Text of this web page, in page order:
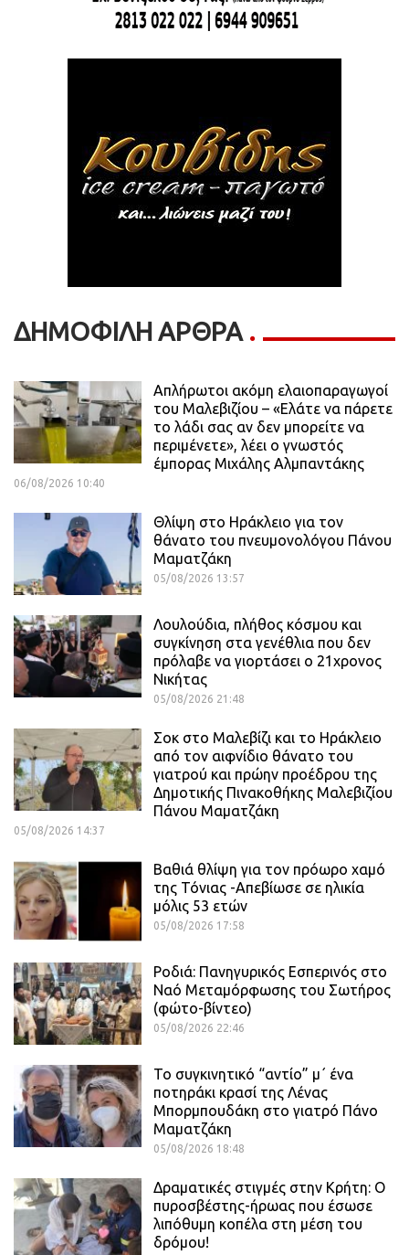
ΔΗΜΟΦΙΛΗ ΑΡΘΡΑ
Απλήρωτοι ακόμη ελαιοπαραγωγοί
του Μαλεβιζίου – «Ελάτε να πάρετε
το λάδι σας αν δεν μπορείτε να
περιμένετε», λέει ο γνωστός
έμπορας Μιχάλης Αλμπαντάκης
06/08/2026 10:40
Θλίψη στο Ηράκλειο για τον
θάνατο του πνευμονολόγου Πάνου
Μαματζάκη
05/08/2026 13:57
Λουλούδια, πλήθος κόσμου και
συγκίνηση στα γενέθλια που δεν
πρόλαβε να γιορτάσει ο 21χρονος
Νικήτας
05/08/2026 21:48
Σοκ στο Μαλεβίζι και το Ηράκλειο
από τον αιφνίδιο θάνατο του
γιατρού και πρώην προέδρου της
Δημοτικής Πινακοθήκης Μαλεβιζίου
Πάνου Μαματζάκη
05/08/2026 14:37
Βαθιά θλίψη για τον πρόωρο χαμό
της Τόνιας -Απεβίωσε σε ηλικία
μόλις 53 ετών
05/08/2026 17:58
Ροδιά: Πανηγυρικός Εσπερινός στο
Ναό Μεταμόρφωσης του Σωτήρος
(φώτο-βίντεο)
05/08/2026 22:46
Το συγκινητικό “αντίο” μ΄ ένα
ποτηράκι κρασί της Λένας
Μπορμπουδάκη στο γιατρό Πάνο
Μαματζάκη
05/08/2026 18:48
Δραματικές στιγμές στην Κρήτη: Ο
πυροσβέστης-ήρωας που έσωσε
λιπόθυμη κοπέλα στη μέση του
δρόμου!